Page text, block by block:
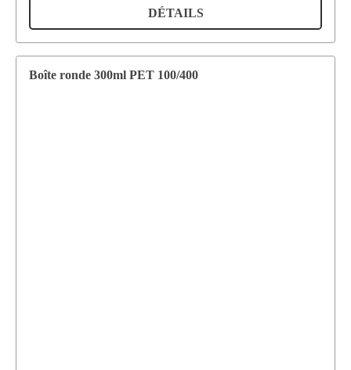
DÉTAILS
Boîte ronde 300ml PET 100/400